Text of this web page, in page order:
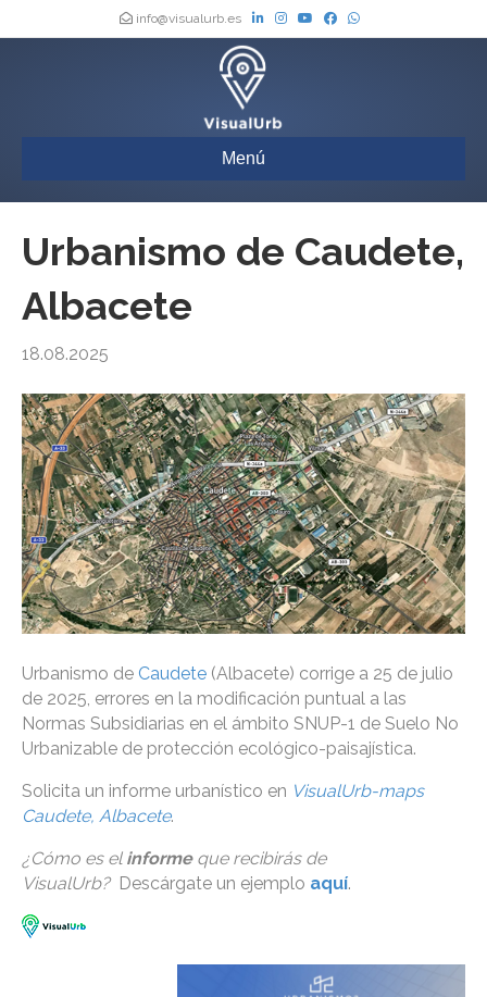
info@visualurb.es
Menú
Urbanismo de Caudete,
Albacete
18.08.2025
Urbanismo de Caudete (Albacete) corrige a 25 de julio
de 2025, errores en la modificación puntual a las
Normas Subsidiarias en el ámbito SNUP-1 de Suelo No
Urbanizable de protección ecológico-paisajística.
Solicita un informe urbanístico en VisualUrb-maps
Caudete, Albacete.
¿Cómo es el informe que recibirás de
VisualUrb?Descárgate un ejemplo aquí.